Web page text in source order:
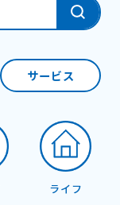
サービス
ライフ